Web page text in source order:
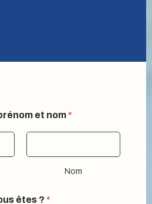
et nom *
Nom
êtes ? *